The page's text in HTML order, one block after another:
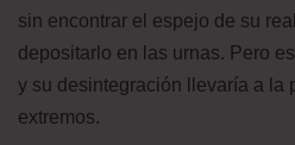
sin encontrar el espejo de su
depositarlo en las urnas. Pero
y su desintegración llevaría a la
extremos.